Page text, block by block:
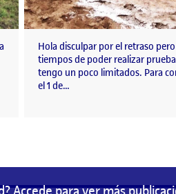
Hola disculpar por el retraso
tiempos de poder realizar
tengo un poco limitados. Para
el 1 de…